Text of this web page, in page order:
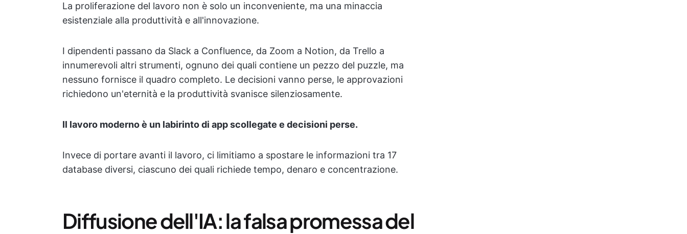
La proliferazione del lavoro non è solo un inconveniente, ma una minaccia
esistenziale alla produttività e all'innovazione.
I dipendenti passano da Slack a Confluence, da Zoom a Notion, da Trello a
innumerevoli altri strumenti, ognuno dei quali contiene un pezzo del puzzle, ma
nessuno fornisce il quadro completo. Le decisioni vanno perse, le approvazioni
richiedono un'eternità e la produttività svanisce silenziosamente.
Il lavoro moderno è un labirinto di app scollegate e decisioni perse.
Invece di portare avanti il lavoro, ci limitiamo a spostare le informazioni tra 17
database diversi, ciascuno dei quali richiede tempo, denaro e concentrazione.
Diffusione dell'IA: la falsa promessa del